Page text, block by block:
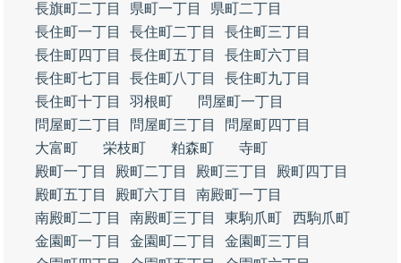
長旗町二丁目
県町一丁目
県町二丁目
長住町一丁目
長住町二丁目
長住町三丁目
長住町四丁目
長住町五丁目
長住町六丁目
長住町七丁目
長住町八丁目
長住町九丁目
長住町十丁目
羽根町
問屋町一丁目
問屋町二丁目
問屋町三丁目
問屋町四丁目
大富町
栄枝町 粕森町
寺町
殿町一丁目
殿町二丁目 殿町三丁目
殿町四丁目
殿町五丁目
殿町六丁目
南殿町一丁目
南殿町二丁目
南殿町三丁目 東駒爪町
西駒爪町
金園町一丁目
金園町二丁目
金園町三丁目